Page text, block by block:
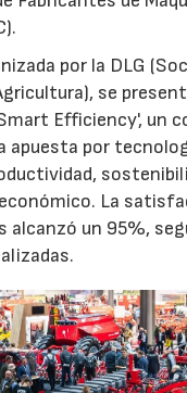
por la DLG
se
Efficiency', un
apuesta por
La
alcanzó un 95%,